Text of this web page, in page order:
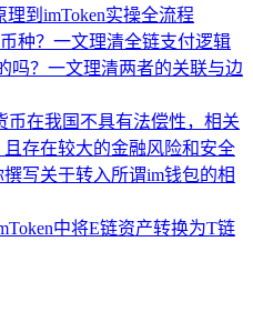
到imToken实操全流程
种？一文理清全链支付逻辑
吗？一文理清两者的关联与边
币在我国不具有法偿性，相关
存在较大的金融风险和安全
写关于转入所谓im钱包的相
中将E链资产转换为T链